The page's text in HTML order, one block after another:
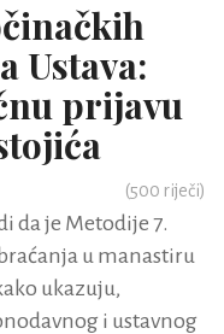
Ustava:
prijavu
(500 riječi)
da je Metodije 7.
u manastiru
ukazuju,
i ustavnog